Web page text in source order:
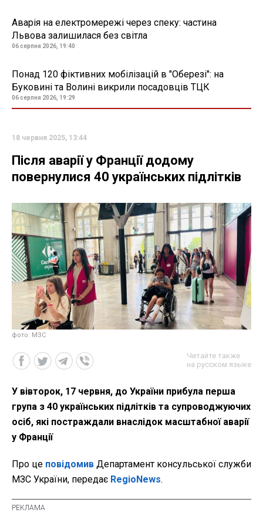
Аварія на електромережі через спеку: частина
Львова залишилася без світла
06 серпня 2026, 19:40
Понад 120 фіктивних мобілізацій в "Оберезі": на
Буковині та Волині викрили посадовців ТЦК
06 серпня 2026, 19:29
18 червня 2025, 13:44
Після аварії у Франції додому
повернулися 40 українських підлітків
фото: МЗС
Читайте также
на русском языке
У вівторок, 17 червня, до України прибула перша
група з 40 українських підлітків та супроводжуючих
осіб, які постраждали внаслідок масштабної аварії
у Франції
Про це повідомив Департамент консульської служби
МЗС України, передає RegioNews.